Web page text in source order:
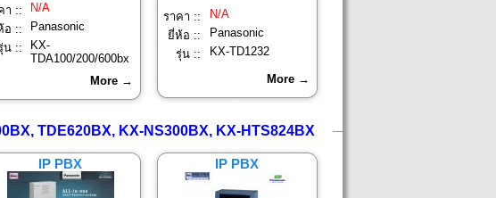
า ::
N/A
อ ::
Panasonic
น ::
KX-
TDA100/200/600bx
More →
ราคา ::
N/A
ยี่ห้อ ::
Panasonic
รุ่น ::
KX-TD1232
More →
TDE620BX, KX-NS300BX, KX-HTS824BX
IP PBX IP PBX